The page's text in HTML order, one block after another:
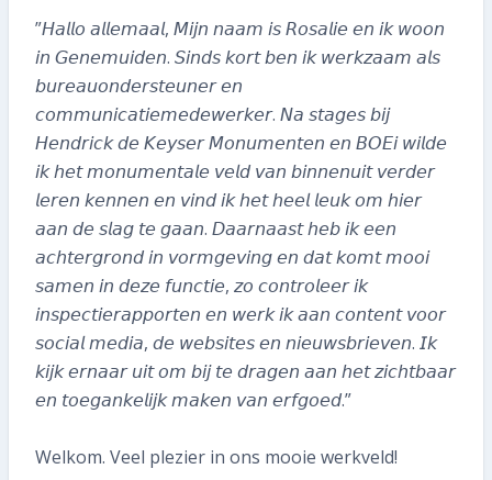
”𝘏𝘢𝘭𝘭𝘰 𝘢𝘭𝘭𝘦𝘮𝘢𝘢𝘭, 𝘔𝘪𝘫𝘯 𝘯𝘢𝘢𝘮 𝘪𝘴 𝘙𝘰𝘴𝘢𝘭𝘪𝘦 𝘦𝘯 𝘪𝘬 𝘸𝘰𝘰𝘯
𝘪𝘯 𝘎𝘦𝘯𝘦𝘮𝘶𝘪𝘥𝘦𝘯. 𝘚𝘪𝘯𝘥𝘴 𝘬𝘰𝘳𝘵 𝘣𝘦𝘯 𝘪𝘬 𝘸𝘦𝘳𝘬𝘻𝘢𝘢𝘮 𝘢𝘭𝘴
𝘣𝘶𝘳𝘦𝘢𝘶𝘰𝘯𝘥𝘦𝘳𝘴𝘵𝘦𝘶𝘯𝘦𝘳 𝘦𝘯
𝘤𝘰𝘮𝘮𝘶𝘯𝘪𝘤𝘢𝘵𝘪𝘦𝘮𝘦𝘥𝘦𝘸𝘦𝘳𝘬𝘦𝘳. 𝘕𝘢 𝘴𝘵𝘢𝘨𝘦𝘴 𝘣𝘪𝘫
𝘏𝘦𝘯𝘥𝘳𝘪𝘤𝘬 𝘥𝘦 𝘒𝘦𝘺𝘴𝘦𝘳 𝘔𝘰𝘯𝘶𝘮𝘦𝘯𝘵𝘦𝘯 𝘦𝘯 𝘉𝘖𝘌𝘪 𝘸𝘪𝘭𝘥𝘦
𝘪𝘬 𝘩𝘦𝘵 𝘮𝘰𝘯𝘶𝘮𝘦𝘯𝘵𝘢𝘭𝘦 𝘷𝘦𝘭𝘥 𝘷𝘢𝘯 𝘣𝘪𝘯𝘯𝘦𝘯𝘶𝘪𝘵 𝘷𝘦𝘳𝘥𝘦𝘳
𝘭𝘦𝘳𝘦𝘯 𝘬𝘦𝘯𝘯𝘦𝘯 𝘦𝘯 𝘷𝘪𝘯𝘥 𝘪𝘬 𝘩𝘦𝘵 𝘩𝘦𝘦𝘭 𝘭𝘦𝘶𝘬 𝘰𝘮 𝘩𝘪𝘦𝘳
𝘢𝘢𝘯 𝘥𝘦 𝘴𝘭𝘢𝘨 𝘵𝘦 𝘨𝘢𝘢𝘯. 𝘋𝘢𝘢𝘳𝘯𝘢𝘢𝘴𝘵 𝘩𝘦𝘣 𝘪𝘬 𝘦𝘦𝘯
𝘢𝘤𝘩𝘵𝘦𝘳𝘨𝘳𝘰𝘯𝘥 𝘪𝘯 𝘷𝘰𝘳𝘮𝘨𝘦𝘷𝘪𝘯𝘨 𝘦𝘯 𝘥𝘢𝘵 𝘬𝘰𝘮𝘵 𝘮𝘰𝘰𝘪
𝘴𝘢𝘮𝘦𝘯 𝘪𝘯 𝘥𝘦𝘻𝘦 𝘧𝘶𝘯𝘤𝘵𝘪𝘦, 𝘻𝘰 𝘤𝘰𝘯𝘵𝘳𝘰𝘭𝘦𝘦𝘳 𝘪𝘬
𝘪𝘯𝘴𝘱𝘦𝘤𝘵𝘪𝘦𝘳𝘢𝘱𝘱𝘰𝘳𝘵𝘦𝘯 𝘦𝘯 𝘸𝘦𝘳𝘬 𝘪𝘬 𝘢𝘢𝘯 𝘤𝘰𝘯𝘵𝘦𝘯𝘵 𝘷𝘰𝘰𝘳
𝘴𝘰𝘤𝘪𝘢𝘭 𝘮𝘦𝘥𝘪𝘢, 𝘥𝘦 𝘸𝘦𝘣𝘴𝘪𝘵𝘦𝘴 𝘦𝘯 𝘯𝘪𝘦𝘶𝘸𝘴𝘣𝘳𝘪𝘦𝘷𝘦𝘯. 𝘐𝘬
𝘬𝘪𝘫𝘬 𝘦𝘳𝘯𝘢𝘢𝘳 𝘶𝘪𝘵 𝘰𝘮 𝘣𝘪𝘫 𝘵𝘦 𝘥𝘳𝘢𝘨𝘦𝘯 𝘢𝘢𝘯 𝘩𝘦𝘵 𝘻𝘪𝘤𝘩𝘵𝘣𝘢𝘢𝘳
𝘦𝘯 𝘵𝘰𝘦𝘨𝘢𝘯𝘬𝘦𝘭𝘪𝘫𝘬 𝘮𝘢𝘬𝘦𝘯 𝘷𝘢𝘯 𝘦𝘳𝘧𝘨𝘰𝘦𝘥.”
Welkom. Veel plezier in ons mooie werkveld!
Contact
058 215 73 65
SNEL REGELEN
Volgende inspectie plannen
Aan- of verkoopinspectie plannen
Mijn gegevens wijzigen
Mijn inspectierapport opvragen